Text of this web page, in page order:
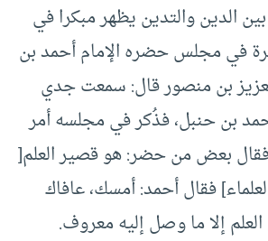
الدين والتدين يظهر مبكرا في
في مجلس حضره الإمام أحمد بن
بن منصور قال: سمعت جدي
بن حنبل، فذُكر في مجلسه أمر
بعض من حضر: هو قصير العلم[
فقال أحمد: أمسك، عافاك
إلا ما وصل إليه معروف.